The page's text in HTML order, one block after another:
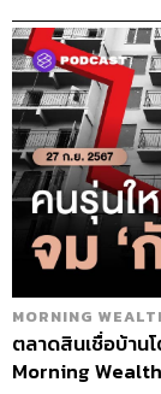
MORNING
ตลาดสินเชื่อบ้าน
Morning